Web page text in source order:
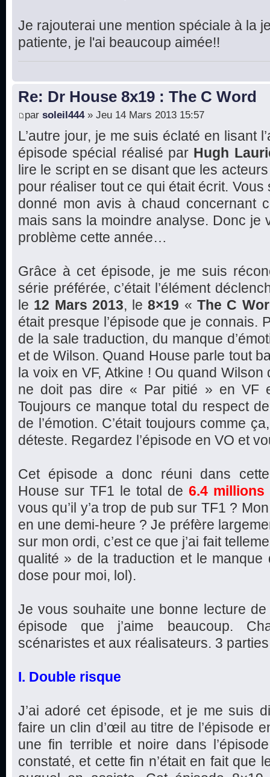
Je rajouterai une mention spéciale à la
patiente, je l'ai beaucoup aimée!!
Re: Dr House 8x19 : The C Word
par soleil444» Jeu 14 Mars 2013 15:57
L’autre jour, je me suis éclaté en lisant
épisode spécial réalisé par Hugh
lire le script en se disant que les
pour réaliser tout ce qui était écrit. Vous
donné mon avis à chaud concernant
mais sans la moindre analyse. Donc je
problème cette année…
Grâce à cet épisode, je me suis
série préférée, c’était l’élément
le 12 Mars 2013, le8×19 « The C
était presque l’épisode que je connais.
de la sale traduction, du manque
et de Wilson. Quand House parle tout
la voix en VF, Atkine ! Ou quand Wilson
ne doit pas dire « Par pitié » en VF
Toujours ce manque total du respect
de l’émotion. C’était toujours comme
déteste. Regardez l’épisode en VO et
Cet épisode a donc réuni dans
House sur TF1 le total de6.4 millions
vous qu’il y’a trop de pub sur TF1 ?
en une demi-heure ? Je préfère
sur mon ordi, c’est ce que j’ai fait
qualité » de la traduction et le manque
dose pour moi, lol).
Je vous souhaite une bonne lecture
épisode que j’aime beaucoup.
scénaristes et aux réalisateurs. 3 parties
I. Double risque
J’ai adoré cet épisode, et je me suis
faire un clin d’œil au titre de l’épisode
une fin terrible et noire dans
constaté, et cette fin n’était en fait que